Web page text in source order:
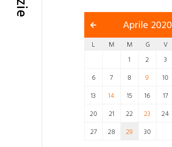
Aprile 2020
L M M G V
1
2 3
6
7 8 9 10
13
14 15 16 17
20
21 22 23 24
27
28 29 30